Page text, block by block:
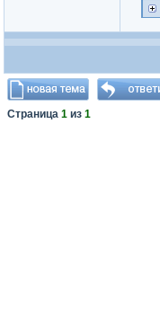
Страница 1 из 1